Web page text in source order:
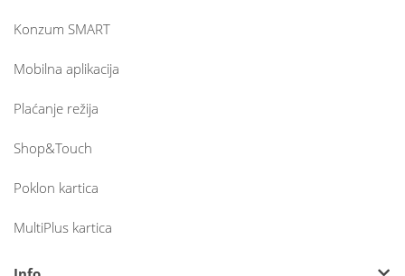
Konzum SMART
Mobilna aplikacija
Plaćanje režija
Shop&Touch
Poklon kartica
MultiPlus kartica